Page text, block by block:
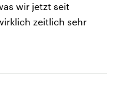
wir jetzt seit
zeitlich sehr